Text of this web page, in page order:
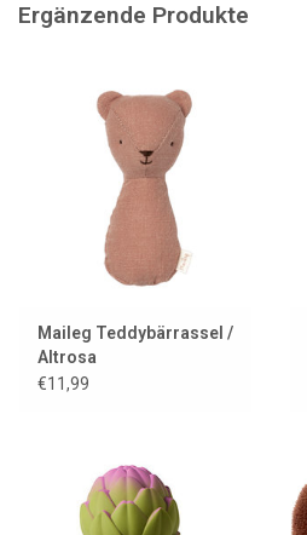
Schwangerschaftsgeschenk.
Ergänzende Produkte
Maileg Teddybärrassel /
Altrosa
€11,99